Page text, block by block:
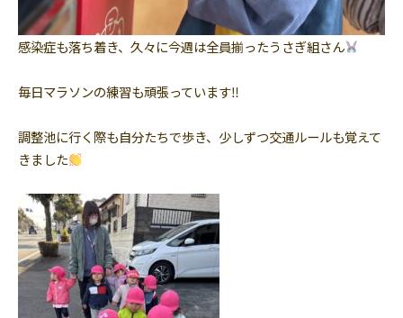
感染症も落ち着き、久々に今週は全員揃ったうさぎ組さん
毎日マラソンの練習も頑張っています‼︎
調整池に行く際も自分たちで歩き、少しずつ交通ルールも覚えて
きました